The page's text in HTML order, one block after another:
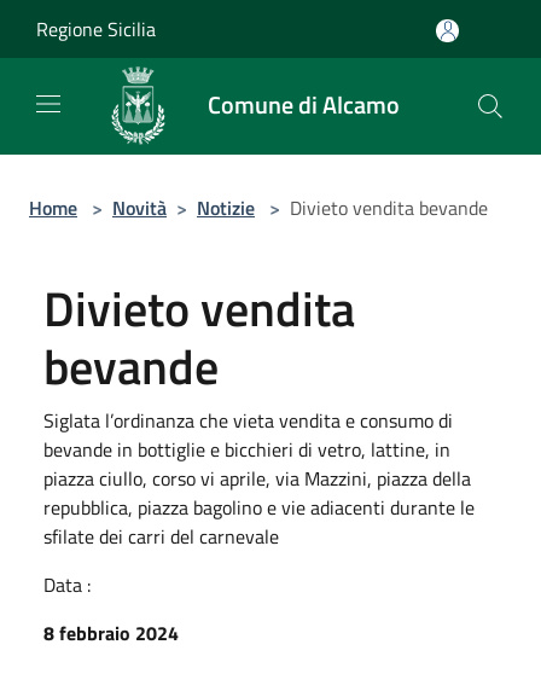
Regione Sicilia
Comune di Alcamo
Home > Novità > Notizie > Divieto vendita bevande
Divieto vendita
bevande
Siglata l’ordinanza che vieta vendita e consumo di
bevande in bottiglie e bicchieri di vetro, lattine, in
piazza ciullo, corso vi aprile, via Mazzini, piazza della
repubblica, piazza bagolino e vie adiacenti durante le
sfilate dei carri del carnevale
Data :
8 febbraio 2024